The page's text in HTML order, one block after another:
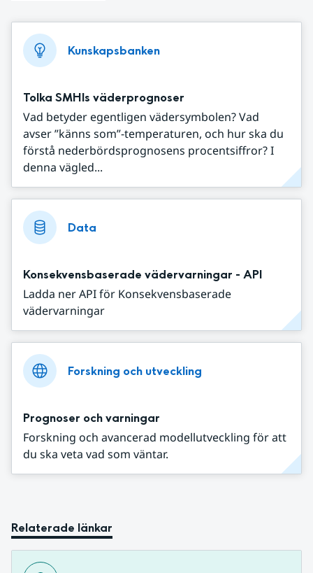
Kunskapsbanken
Tolka SMHIs väderprognoser
Vad betyder egentligen vädersymbolen? Vad
avser ”känns som”-temperaturen, och hur ska du
förstå nederbördsprognosens procentsiffror? I
denna vägled...
Data
Konsekvensbaserade vädervarningar - API
Ladda ner API för Konsekvensbaserade
vädervarningar
Forskning och utveckling
Prognoser och varningar
Forskning och avancerad modellutveckling för att
du ska veta vad som väntar.
Relaterade länkar